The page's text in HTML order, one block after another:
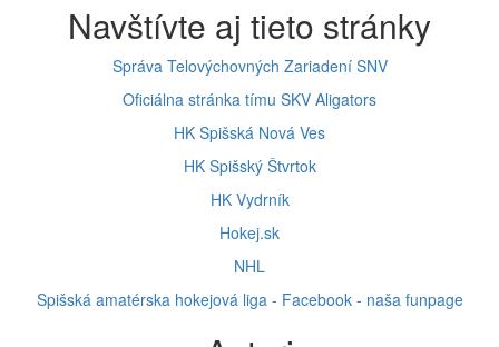
Navštívte aj tieto stránky
Správa Telovýchovných Zariadení SNV
Oficiálna stránka tímu SKV Aligators
HK Spišská Nová Ves
HK Spišský Štvrtok
HK Vydrník
Hokej.sk
NHL
Spišská amatérska hokejová liga - Facebook - naša funpage